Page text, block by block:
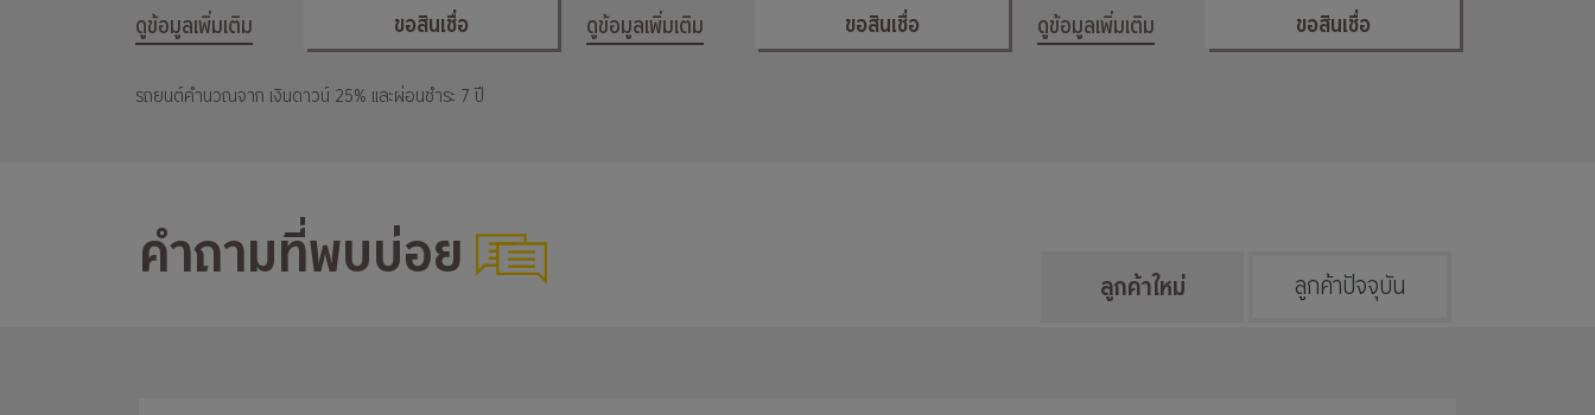
ดูข้อมูลเพิ่มเติม ขอสินเชื่อ ดูข้อมูลเพิ่มเติม ขอสินเชื่อ ดูข้อมูลเพิ่มเติม ขอสินเชื่อ
รถยนต์คำนวณจาก เงินดาวน์ 25% และผ่อนชำระ 7 ปี
คำถามที่พบบ่อย ลูกค้าใหม่ ลูกค้าปัจจุบัน